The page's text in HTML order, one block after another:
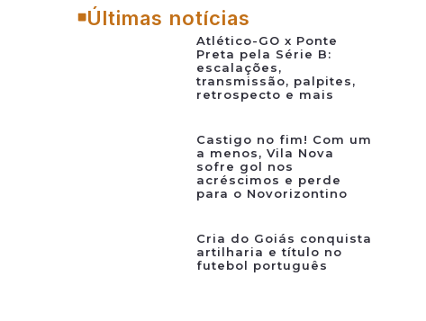
Últimas notícias
Atlético-GO x Ponte
Preta pela Série B:
escalações,
transmissão, palpites,
retrospecto e mais
Castigo no fim! Com um
a menos, Vila Nova
sofre gol nos
acréscimos e perde
para o Novorizontino
Cria do Goiás conquista
artilharia e título no
futebol português